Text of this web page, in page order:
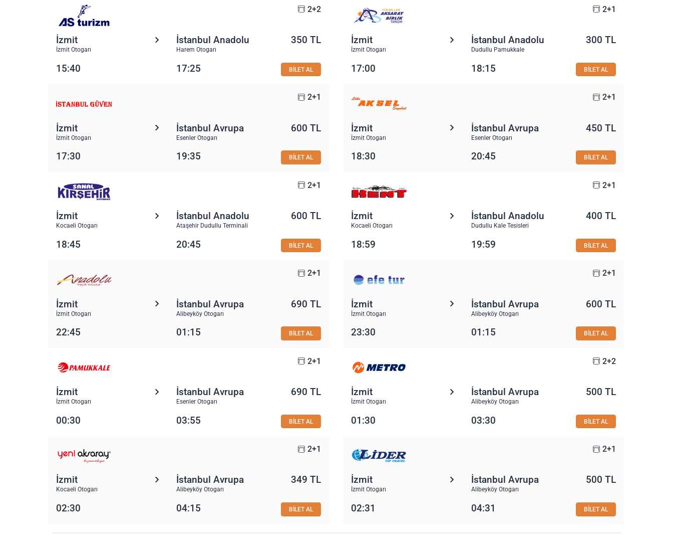
2+2
İzmit
İzmit Otogarı
İstanbul Anadolu
Harem Otogarı
350 TL
15:40 17:25 BİLET AL
2+1
İzmit
İzmit Otogarı
İstanbul Anadolu
Dudullu Pamukkale
300 TL
17:00 18:15 BİLET AL
2+1
İzmit
İzmit Otogarı
İstanbul Avrupa
Esenler Otogarı
600 TL
17:30 19:35 BİLET AL
2+1
İzmit
İzmit Otogarı
İstanbul Avrupa
Esenler Otogarı
450 TL
18:30 20:45 BİLET AL
2+1
İzmit
Kocaeli Otogarı
İstanbul Anadolu
Ataşehir Dudullu Terminali
600 TL
18:45 20:45 BİLET AL
2+1
İzmit
Kocaeli Otogarı
İstanbul Anadolu
Dudullu Kale Tesisleri
400 TL
18:59 19:59 BİLET AL
2+1
İzmit
İzmit Otogarı
İstanbul Avrupa
Alibeyköy Otogarı
690 TL
22:45 01:15 BİLET AL
2+1
İzmit
İzmit Otogarı
İstanbul Avrupa
Alibeyköy Otogarı
600 TL
23:30 01:15 BİLET AL
2+1
İzmit
İzmit Otogarı
İstanbul Avrupa
Esenler Otogarı
690 TL
00:30 03:55 BİLET AL
2+2
İzmit
İzmit Otogarı
İstanbul Avrupa
Alibeyköy Otogarı
500 TL
01:30 03:30 BİLET AL
2+1
İzmit
Kocaeli Otogarı
İstanbul Avrupa
Alibeyköy Otogarı
349 TL
02:30 04:15 BİLET AL
2+1
İzmit
İzmit Otogarı
İstanbul Avrupa
Alibeyköy Otogarı
500 TL
02:31 04:31 BİLET AL